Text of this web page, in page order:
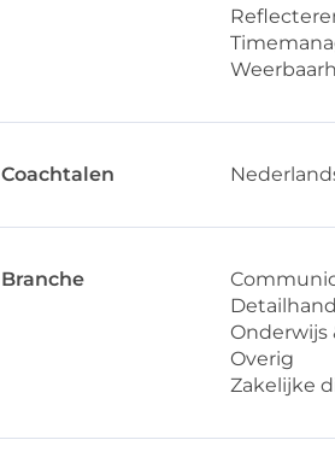
Coachtalen
Branche
Onderwijs
Overig
Zakelijke